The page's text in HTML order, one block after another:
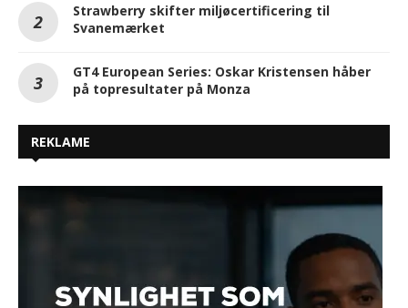
Strawberry skifter miljøcertificering til
Svanemærket
GT4 European Series: Oskar Kristensen håber
på topresultater på Monza
REKLAME